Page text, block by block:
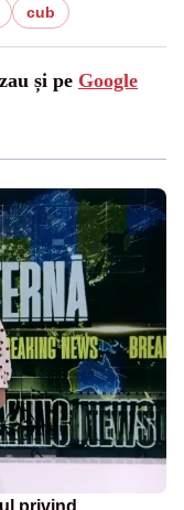
cub
și pe Google
privind